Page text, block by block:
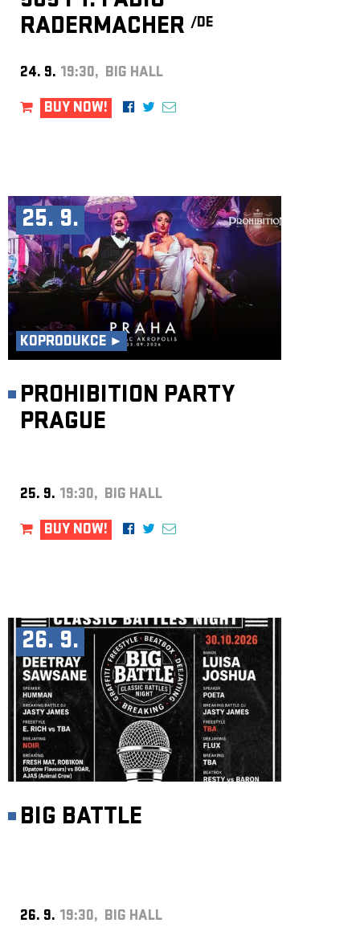
RADERMACHER /DE
24. 9. 19:30, BIG HALL
BUY NOW!
25. 9.
KOPRODUKCE ►
PROHIBITION PARTY
PRAGUE
25. 9. 19:30, BIG HALL
BUY NOW!
26. 9.
BIG BATTLE
26. 9. 19:30, BIG HALL